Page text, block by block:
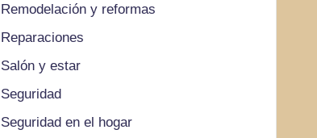
Remodelación y reformas
Reparaciones
Salón y estar
Seguridad
Seguridad en el hogar